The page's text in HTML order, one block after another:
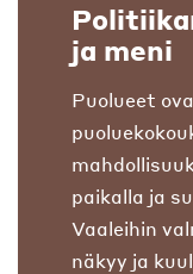
ja meni
Puolueet
paikalla ja
Vaaleihin
näkyy ja